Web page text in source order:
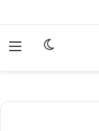
الوضع